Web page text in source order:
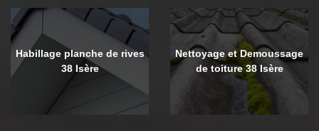
Habillage planche de rives
38 Isère
Nettoyage et Demoussage
de toiture 38 Isère